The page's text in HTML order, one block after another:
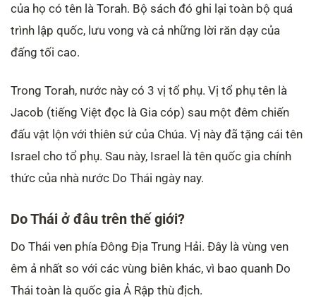
của họ có tên là Torah. Bộ sách đó ghi lại toàn bộ quá
trình lập quốc, lưu vong và cả những lời răn dạy của
đấng tối cao.
Trong Torah, nước này có 3 vị tổ phụ. Vị tổ phụ tên là
Jacob (tiếng Việt đọc là Gia cóp) sau một đêm chiến
đấu vật lộn với thiên sứ của Chúa. Vị này đã tặng cái tên
Israel cho tổ phụ. Sau này, Israel là tên quốc gia chính
thức của nhà nước Do Thái ngày nay.
Do Thái ở đâu trên thế giới?
Do Thái ven phía Đông Địa Trung Hải. Đây là vùng ven
êm ả nhất so với các vùng biên khác, vì bao quanh Do
Thái toàn là quốc gia Ả Rập thù địch.